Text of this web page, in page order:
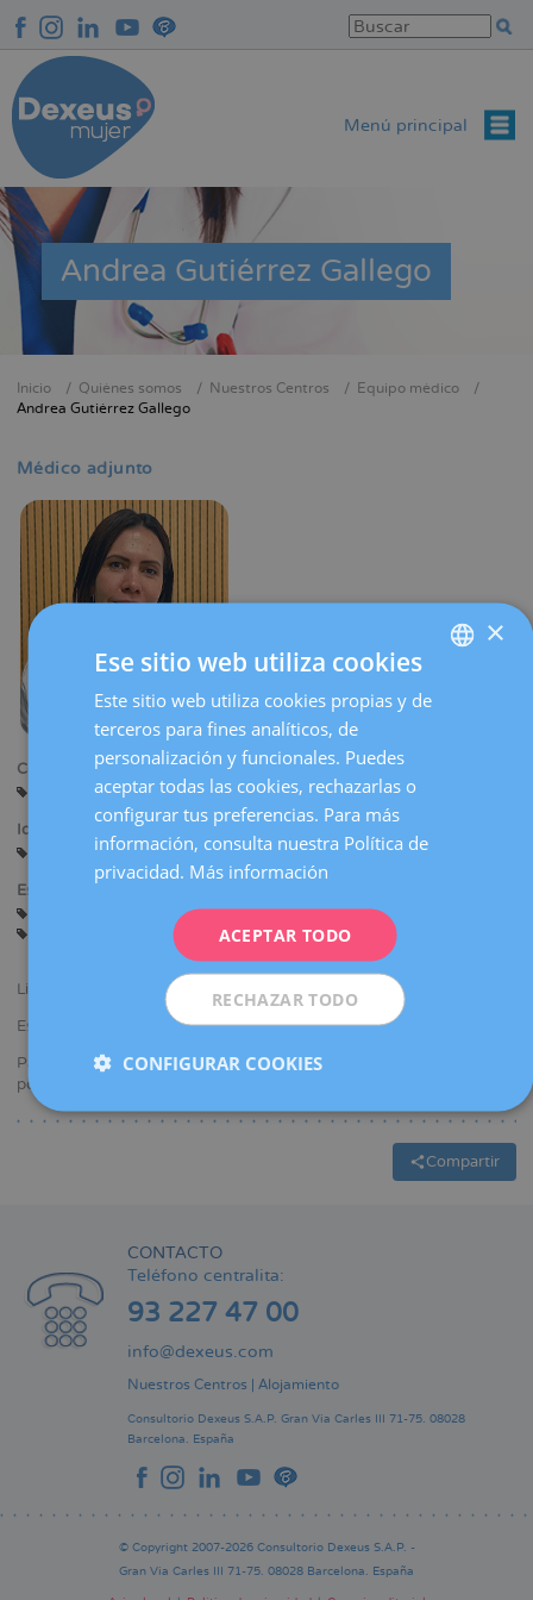
contenido
principal
Menú principal
Andrea Gutiérrez Gallego
Sobrescribir
de
ayuda
a
la
navegación
Inicio Quiénes somos Nuestros Centros
Equipo médico
Andrea Gutiérrez Gallego
Médico adjunto
Centros:
Manresa
Idiomas:
Castellano
Especialidades:
Asesoramiento antes del Embarazo
Embarazo y Parto
Ginecología General
Licenciada en Medicina y Cirugía.
Especialista en Ginecología y Obstetricia.
Participa en congresos nacionales e internacionales presentando
ponencias y comunicaciones.
Compartir
CONTACTO
Teléfono centralita:
93 227 47 00
info@dexeus.com
Nuestros Centros | Alojamiento
Consultorio Dexeus S.A.P. Gran Via Carles III 71-75. 08028
Barcelona. España
© Copyright 2007-2026 Consultorio Dexeus S.A.P. -
Gran Via Carles III 71-75. 08028 Barcelona. España
SPANISH
×
Ese sitio web utiliza cookies
Este sitio web utiliza cookies propias y de
terceros para fines analíticos, de
personalización y funcionales. Puedes
aceptar todas las cookies, rechazarlas o
configurar tus preferencias. Para más
información, consulta nuestra Política de
privacidad. Más información
ACEPTAR TODO
RECHAZAR TODO
CONFIGURAR COOKIES